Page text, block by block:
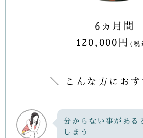
6ヵ月間
120,000円 (税
＼ こんな方にお
分からない事がある
しまう